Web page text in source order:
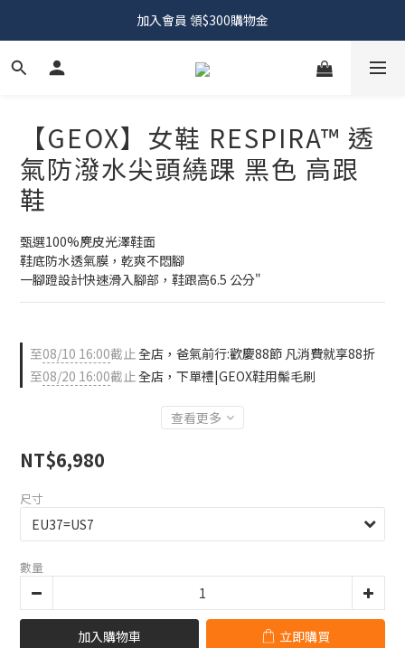
加入會員 領$300購物金
【GEOX】女鞋 RESPIRA™ 透
氣防潑水尖頭繞踝 黑色 高跟
鞋
甄選100%麂皮光澤鞋面
鞋底防水透氣膜，乾爽不悶腳
一腳蹬設計快速滑入腳部，鞋跟高6.5 公分"
至08/10 16:00截止全店，爸氣前行:歡慶88節 凡消費就享88折
至08/20 16:00截止全店，下單禮|GEOX鞋用鬃毛刷
查看更多
NT$6,980
尺寸
數量
加入購物車 立即購買